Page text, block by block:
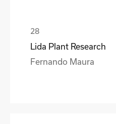
Lida Plant Research
Fernando Maura